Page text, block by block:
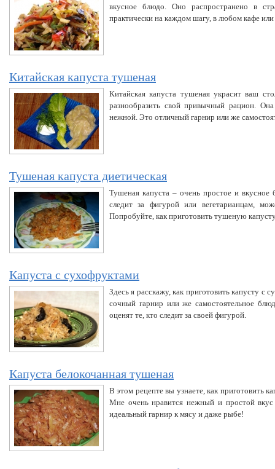
вкусное блюдо. Оно распространено в
практически на каждом шагу, в любом кафе или
Китайская капуста тушеная
Китайская капуста тушеная украсит ваш
разнообразить свой привычный рацион.
нежной. Это отличный гарнир или же
Тушеная капуста диетическая
Тушеная капуста – очень простое и
следит за фигурой или вегетарианцам,
Попробуйте, как приготовить тушеную
Капуста с сухофруктами
Здесь я расскажу, как приготовить капусту с
сочный гарнир или же самостоятельное
оценят те, кто следит за своей фигурой.
Капуста белокочанная тушеная
В этом рецепте вы узнаете, как приготовить
Мне очень нравится нежный и простой вкус
идеальный гарнир к мясу и даже рыбе!